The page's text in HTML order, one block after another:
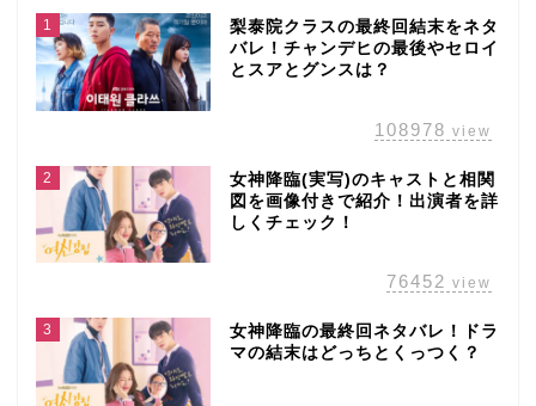
1
梨泰院クラスの最終回結末をネタ
バレ！チャンデヒの最後やセロイ
とスアとグンスは？
108978 view
2
女神降臨(実写)のキャストと相関
図を画像付きで紹介！出演者を詳
しくチェック！
76452 view
3
女神降臨の最終回ネタバレ！ドラ
マの結末はどっちとくっつく？